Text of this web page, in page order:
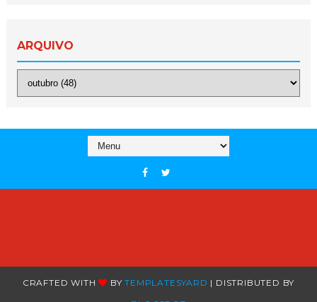
ARQUIVO
CRAFTED WITH BYTEMPLATESYARD | DISTRIBUTED BY